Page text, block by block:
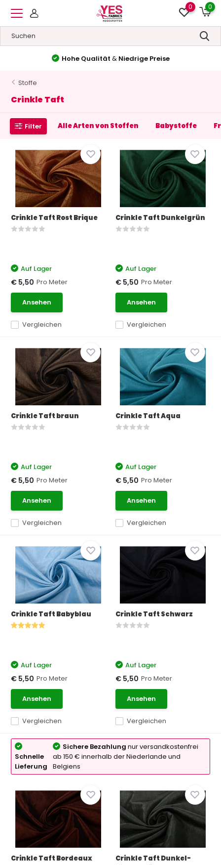
0 0
Hohe Qualität & Niedrige Preise
Stoffe
Crinkle Taft
Filter Alle Arten von Stoffen Babystoffe
Crinkle Taft Rost Brique
Vergleichen
Auf Lager
€ 5,50 Pro Meter
Ansehen
Crinkle Taft Dunkelgrün
Vergleichen
Auf Lager
€ 5,50 Pro Meter
Ansehen
Crinkle Taft braun
Vergleichen
Auf Lager
€ 5,50 Pro Meter
Ansehen
Crinkle Taft Aqua
Vergleichen
Auf Lager
€ 5,50 Pro Meter
Ansehen
Crinkle Taft Babyblau
Vergleichen
Auf Lager
€ 5,50 Pro Meter
Ansehen
Crinkle Taft Schwarz
Vergleichen
Auf Lager
€ 5,50 Pro Meter
Ansehen
Schnelle
Lieferung
Sichere Bezahlung nur versandkostenfrei
ab 150 € innerhalb der Niederlande und
Belgiens
Crinkle Taft Bordeaux
Crinkle Taft Dunkel-